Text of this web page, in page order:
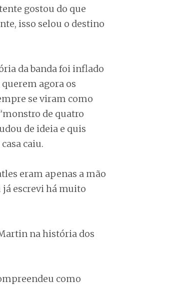
gostou do que
isso selou o destino
da banda foi inflado
agora os
se viram como
de quatro
de ideia e quis
caiu.
eram apenas a mão
já escrevi há muito
na história dos
como